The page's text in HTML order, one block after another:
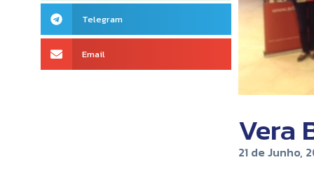
Telegram
Email
Vera
21 de Junho,